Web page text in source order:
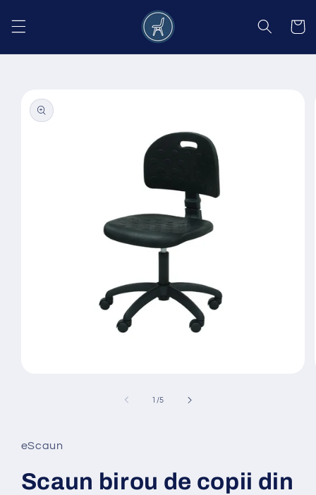
conținut
Coș
informațiile
despre
produs
fereastră
modală
1 /din
5
eScaun
Scaun birou de copii din